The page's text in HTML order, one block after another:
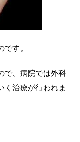
す。
で、病院では外科
く治療が行われま